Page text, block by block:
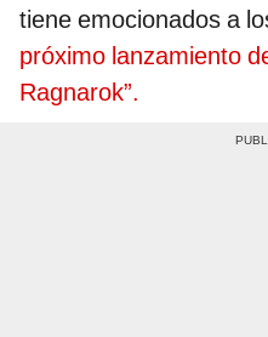
tiene emocionados a
próximo lanzamiento
Ragnarok”.